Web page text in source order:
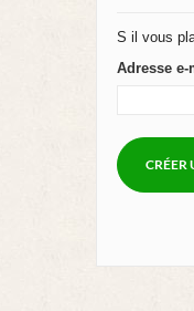
S il vous
Adresse e-
CRÉER